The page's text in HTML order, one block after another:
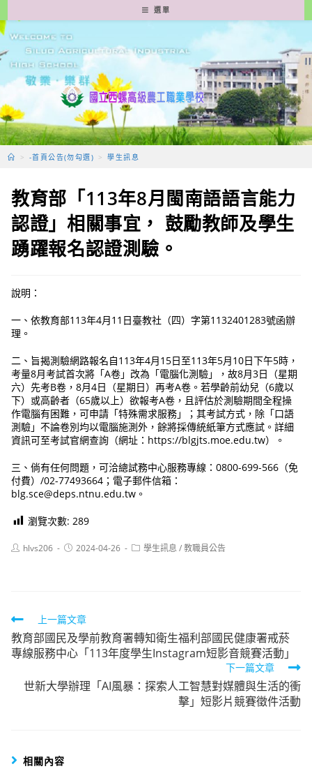
轉
至
要
容
選單
> -首頁公告(勿勾選) > 學生訊息
教育部「113年8月閩南語語言能力
認證」相關事宜， 鼓勵教師及學生
踴躍報名認證測驗。
說明：
一、依教育部113年4月11日臺教社（四）字第1132401283號函辦
理。
二、旨揭測驗網路報名自113年4月15日至113年5月10日下午5時，
考量8月考試首次將「A卷」改為「電腦化測驗」，故8月3日（星期
六）先考B卷，8月4日（星期日）再考A卷。若學齡前幼兒（6歲以
下）或高齡者（65歲以上）欲報考A卷，且評估於測驗期間全程操
作電腦有困難，可申請「特殊需求服務」；其考試方式，除「口語
測驗」不論卷別均以電腦施測外，餘將採傳統紙筆方式應試。詳細
資訊可至考試官網查詢（網址：https://blgjts.moe.edu.tw）。
三、倘有任何問題，可洽總試務中心服務專線：0800-699-566（免
付費）/02-77493664；電子郵件信箱：
blg.sce@deps.ntnu.edu.tw。
瀏覽次數: 289
Posthlvs206
Post2024-04-26
Post學生訊息 /教職員公告
Read
more
articles
上一篇文章
教育部國民及學前教育署轉知衛生福利部國民健康署戒菸
專線服務中心「113年度學生Instagram短影音競賽活動」
下一篇文章
世新大學辦理「AI風暴：探索人工智慧對媒體與生活的衝
擊」短影片競賽徵件活動
相關內容